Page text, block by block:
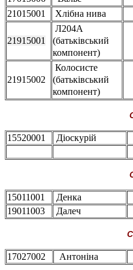
21015001
Хлібна нива
21915001
Л204А
(батьківський
компонент)
21915002
Колосисте
(батьківський
компонент)
15520001 Діоскурій
15011001 Денка
19011003
Далеч
Сочевиця
17027002 Антоніна